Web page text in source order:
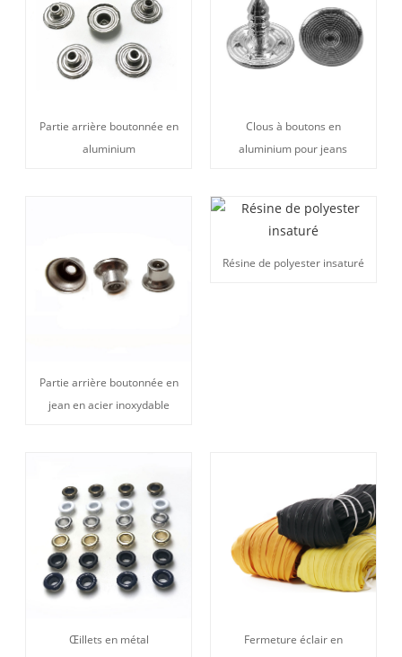
Partie arrière boutonnée en
aluminium
Clous à boutons en
aluminium pour jeans
Partie arrière boutonnée en
jean en acier inoxydable
Résine de polyester insaturé
Œillets en métal
Fermeture éclair en